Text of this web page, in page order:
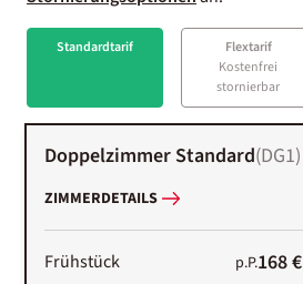
Standardtarif
Flextarif
Kostenfrei
stornierbar
Doppelzimmer Standard(DG1)
ZIMMERDETAILS
Frühstück p.P.168 €